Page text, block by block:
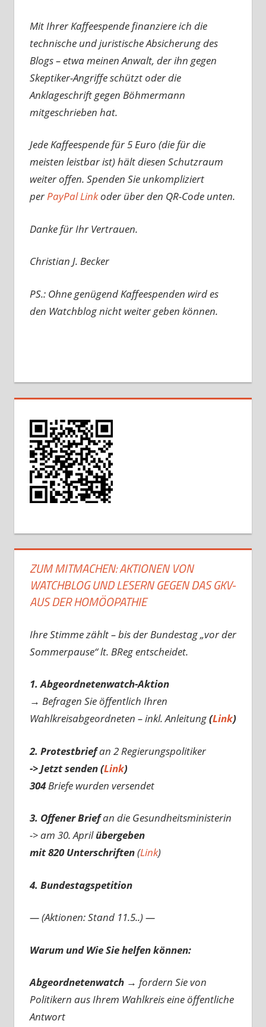
Mit Ihrer Kaffeespende finanziere ich die
technische und juristische Absicherung des
Blogs – etwa meinen Anwalt, der ihn gegen
Skeptiker-Angriffe schützt oder die
Anklageschrift gegen Böhmermann
mitgeschrieben hat.
Jede Kaffeespende für 5 Euro (die für die
meisten leistbar ist) hält diesen Schutzraum
weiter offen. Spenden Sie unkompliziert
perPayPal Linkoder über den QR-Code unten.
Danke für Ihr Vertrauen.
Christian J. Becker
PS.: Ohne genügend Kaffeespenden wird es
den Watchblog nicht weiter geben können.
ZUM MITMACHEN: AKTIONEN VON
WATCHBLOG UND LESERN GEGEN DAS GKV-
AUS DER HOMÖOPATHIE
Ihre Stimme zählt – bis der Bundestag „vor der
Sommerpause“ lt. BReg entscheidet.
1. Abgeordnetenwatch-Aktion
→ Befragen Sie öffentlich Ihren
Wahlkreisabgeordneten – inkl. Anleitung(Link)
2. Protestbriefan 2 Regierungspolitiker
-> Jetzt senden (Link)
304Briefe wurden versendet
3. Offener Briefan die Gesundheitsministerin
-> am 30. Aprilübergeben
mit 820 Unterschriften(Link)
4. Bundestagspetition
— (Aktionen: Stand 11.5..) —
Warum und Wie Sie helfen können:
Abgeordnetenwatch → fordern Sie von
Politikern aus Ihrem Wahlkreis eine öffentliche
Antwort